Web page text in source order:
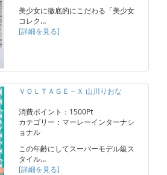
美少女に徹底的にこだわる「美少女
コレク…
[詳細を見る]
ＶＯＬＴＡＧＥ－Ｘ 山川りおな
消費ポイント：1500Pt
カテゴリー：マーレーインターナシ
ョナル
この年齢にしてスーパーモデル級ス
タイル…
[詳細を見る]